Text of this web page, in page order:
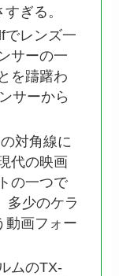
ぎる。
でレンズ一
サーの一
を躊躇わ
サーから
対角線に
代の映画
の一つで
多少のケラ
動画フォー
ムのTX-